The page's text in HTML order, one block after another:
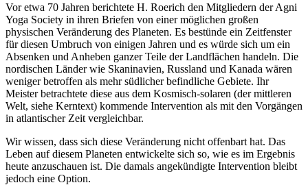
Vor etwa 70 Jahren berichtete H. Roerich den Mitgliedern der Agni
Yoga Society in ihren Briefen von einer möglichen großen
physischen Veränderung des Planeten. Es bestünde ein Zeitfenster
für diesen Umbruch von einigen Jahren und es würde sich um ein
Absenken und Anheben ganzer Teile der Landflächen handeln. Die
nordischen Länder wie Skaninavien, Russland und Kanada wären
weniger betroffen als mehr südlicher befindliche Gebiete. Ihr
Meister betrachtete diese aus dem Kosmisch-solaren (der mittleren
Welt, siehe Kerntext) kommende Intervention als mit den Vorgängen
in atlantischer Zeit vergleichbar.
Wir wissen, dass sich diese Veränderung nicht offenbart hat. Das
Leben auf diesem Planeten entwickelte sich so, wie es im Ergebnis
heute anzuschauen ist. Die damals angekündigte Intervention bleibt
jedoch eine Option.